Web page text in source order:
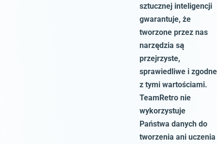
sztucznej inteligencji
gwarantuje, że
tworzone przez nas
narzędzia są
przejrzyste,
sprawiedliwe i zgodne
z tymi wartościami.
TeamRetro nie
wykorzystuje
Państwa danych do
tworzenia ani uczenia